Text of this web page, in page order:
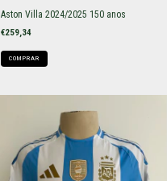
Aston Villa 2024/2025 150 anos
€259,34
COMPRAR